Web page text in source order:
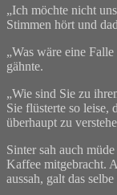
„Ich möchte nicht
Stimmen hört und
„Was wäre eine
gähnte.
„Wie sind Sie zu
Sie flüsterte so leise,
überhaupt zu
Sinter sah auch
Kaffee mitgebracht.
aussah, galt das